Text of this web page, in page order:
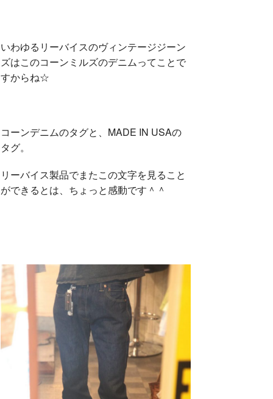
いわゆるリーバイスのヴィンテージジーン
ズはこのコーンミルズのデニムってことで
すからね☆
コーンデニムのタグと、MADE IN USAの
タグ。
リーバイス製品でまたこの文字を見ること
ができるとは、ちょっと感動です＾＾